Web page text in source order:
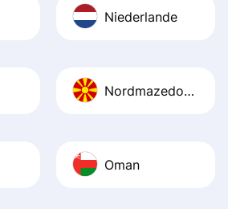
Niederlande
Nordmazedonien
Oman